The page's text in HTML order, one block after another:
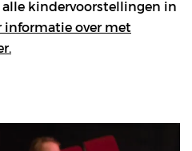
kindervoorstellingen in
informatie over met